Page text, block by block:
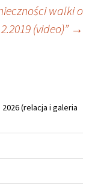
walki o
(video)” →
(relacja i galeria